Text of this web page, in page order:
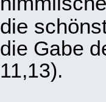
die
die Gabe
11,13).